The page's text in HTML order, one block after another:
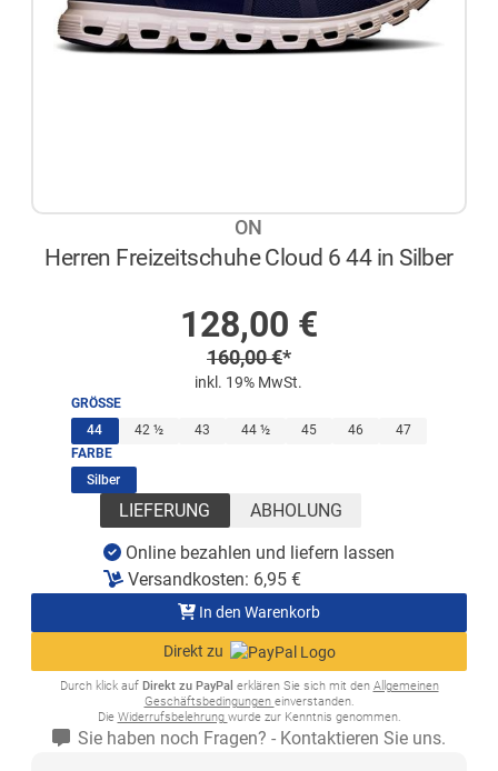
ON
Herren Freizeitschuhe Cloud 6 44 in Silber
Sonderpreis
128,00 €
Regulärer Preis
160,00€*
inkl. 19% MwSt.
GRÖSSE
44(ausgewählt)
42 ½ 43 44 ½ 45 46
47
FARBE
Silber(ausgewählt)
LIEFERUNG ABHOLUNG
Online bezahlen und liefern lassen
Versandkosten: 6,95 €
In den Warenkorb
Direkt zu
Durch klick auf Direkt zu PayPal erklären Sie sich mit den Allgemeinen
Geschäftsbedingungen einverstanden.
Die Widerrufsbelehrung wurde zur Kenntnis genommen.
Sie haben noch Fragen? - Kontaktieren Sie uns.